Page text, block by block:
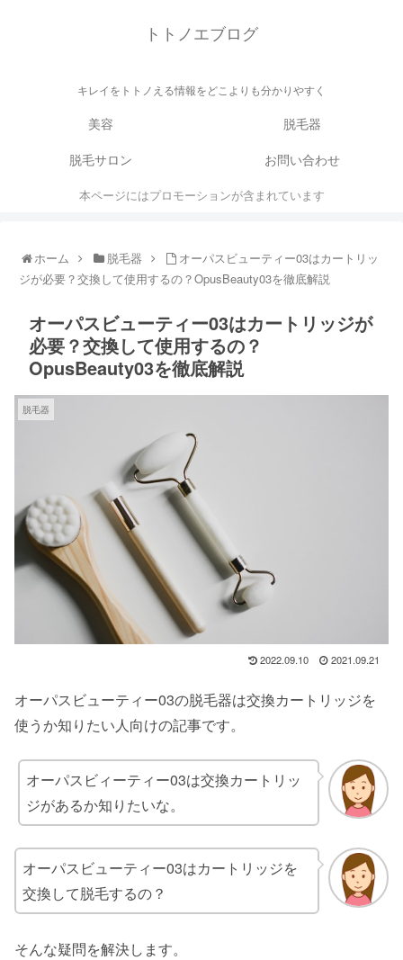
トトノエブログ
キレイをトトノえる情報をどこよりも分かりやすく
美容
脱毛器
脱毛サロン
お問い合わせ
本ページにはプロモーションが含まれています
ホーム 脱毛器
オーパスビューティー03はカートリッ
ジが必要？交換して使用するの？OpusBeauty03を徹底解説
オーパスビューティー03はカートリッジが
必要？交換して使用するの？
OpusBeauty03を徹底解説
脱毛器
2022.09.10 2021.09.21
オーパスビューティー03の脱毛器は交換カートリッジを
使うか知りたい人向けの記事です。
オーパスビィーティー03は交換カートリッ
ジがあるか知りたいな。
オーパスビューティー03はカートリッジを
交換して脱毛するの？
そんな疑問を解決します。